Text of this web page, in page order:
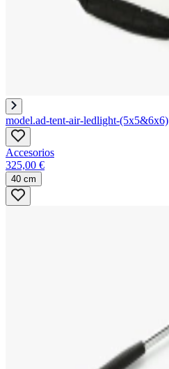
model.ad-tent-air-ledlight-(5x5&6x6)
Accesorios
325,00 €
40 cm